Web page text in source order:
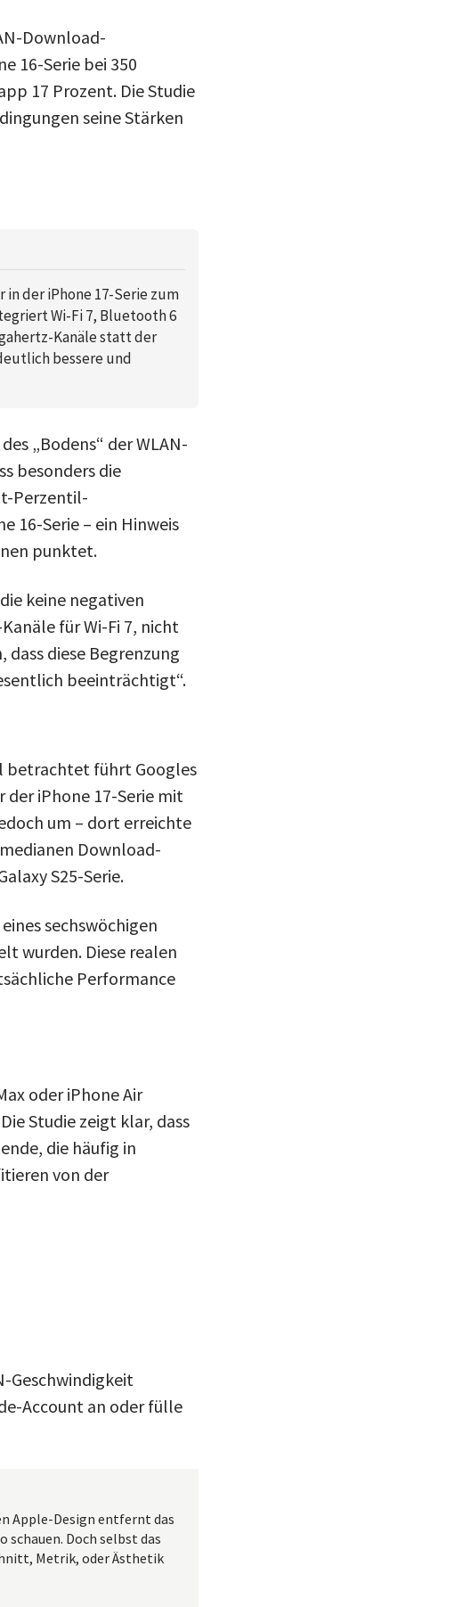
Download-
16-Serie bei 350
17 Prozent. Die Studie
seine Stärken
der iPhone 17-Serie zum
Wi-Fi 7, Bluetooth 6
Kanäle statt der
bessere und
„Bodens“ der WLAN-
besonders die
Perzentil-
16-Serie – ein Hinweis
punktet.
keine negativen
für Wi-Fi 7, nicht
diese Begrenzung
beeinträchtigt“.
betrachtet führt Googles
der iPhone 17-Serie mit
um – dort erreichte
Download-
S25-Serie.
sechswöchigen
wurden. Diese realen
Performance
oder iPhone Air
Studie zeigt klar, dass
die häufig in
von der
Geschwindigkeit
Account an oder fülle
Apple-Design entfernt das
schauen. Doch selbst das
Metrik, oder Ästhetik